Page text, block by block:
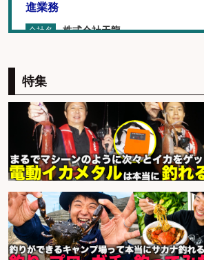
進業務
会社名 株式会社天龍
福岡「現場監督」/釣り好き歓迎/残
業10時間/経験者歓迎
会社名 広松久水産株式会社
sponsored by 求人ボックス
オキアミをはじめとする釣り餌の
「製造」/釣り好き歓迎
会社名 広松久水産株式会社
sponsored by 求人ボックス
特集